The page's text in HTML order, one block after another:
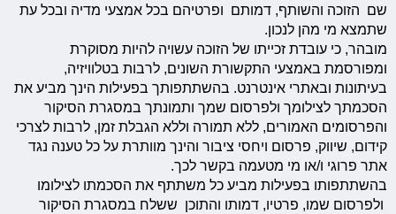
שם הזוכה והשותף, דמותם ופרטיהם בכל אמצעי מדיה ובכל עת
שתמצא מי מהן לנכון.
מובהר, כי עובדת זכייתו של הזוכה עשויה להיות מסוקרת
ומפורסמת באמצעי התקשורת השונים, לרבות בטלוויזיה,
בעיתונות ובאתרי אינטרנט. בהשתתפותך בפעילות הינך מביע את
הסכמתך לצילומך ולפרסום שמך ותמונתך במסגרת הסיקור
והפרסומים האמורים, ללא תמורה וללא הגבלת זמן, לרבות לצרכי
קידום, שיווק, פרסום ויחסי ציבור והינך מוותרת על כל טענה נגד
אתר פרוגי ו/או מי מטעמה בקשר לכך.
בהשתתפותו בפעילות מביע כל משתתף את הסכמתו לצילומו
ולפרסום שמו, פרטיו, דמותו והתוכן ששלח במסגרת הסיקור